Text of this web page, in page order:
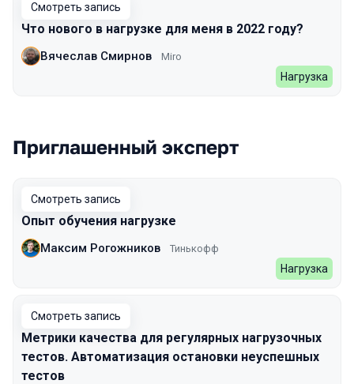
Смотреть запись
Что нового в нагрузке для меня в 2022 году?
Вячеслав Смирнов Miro
Нагрузка
Приглашенный эксперт
Смотреть запись
Опыт обучения нагрузке
Максим Рогожников Тинькофф
Нагрузка
Смотреть запись
Метрики качества для регулярных нагрузочных
тестов. Автоматизация остановки неуспешных
тестов